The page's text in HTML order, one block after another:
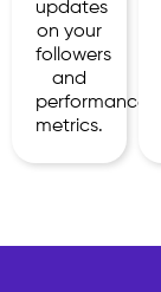
updates
on your
followers
and
performance
metrics.